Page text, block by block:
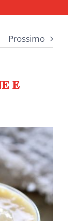
Prossimo
𝐄